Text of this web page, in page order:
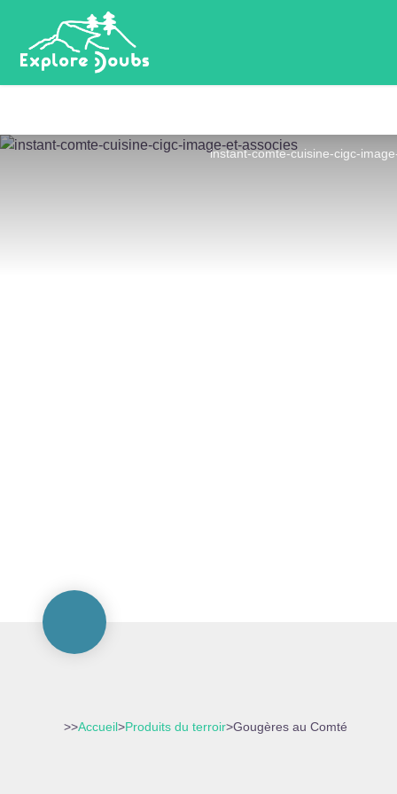
>>Accueil>Produits du terroir>Gougères au Comté